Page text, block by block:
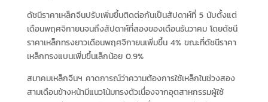
ดัชนีราคาเหล็กจีนปรับเพิ่มขึ้นติดต่อกันเป็นสัปดาห์ที่ 5 นับตั้งแต่
เดือนพฤศจิกายนจนถึงสัปดาห์ที่สองของเดือนธันวาคม โดยดัชนี
ราคาเหล็กทรงยาวเดือนพฤศจิกายนเพิ่มขึ้น 4% ขณะที่ดัชนีราคา
เหล็กทรงแบนเพิ่มขึ้นเล็กน้อย 0.9%
สมาคมเหล็กจีนฯ คาดการณ์ว่าความต้องการใช้เหล็กในช่วงสอง
สามเดือนข้างหน้ามีแนวโน้มทรงตัวเนื่องจากอุตสาหกรรมผู้ใช้